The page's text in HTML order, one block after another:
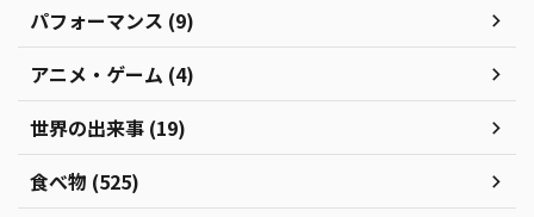
パフォーマンス (9)
アニメ・ゲーム (4)
世界の出来事 (19)
食べ物 (525)